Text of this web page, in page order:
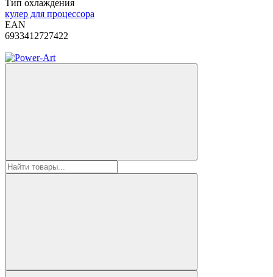
Тип охлаждения
кулер для процессора
EAN
6933412727422